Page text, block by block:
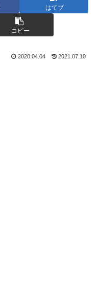
はてブ
コピー
2020.04.04 2021.07.10